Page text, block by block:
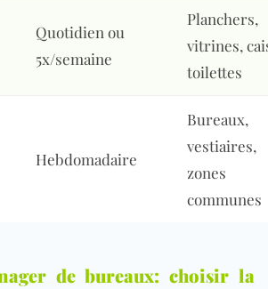
Quotidien ou
5x/semaine
Planchers,
vitrines,
toilettes
Hebdomadaire
Bureaux,
vestiaires,
zones
communes
de bureaux: choisir la